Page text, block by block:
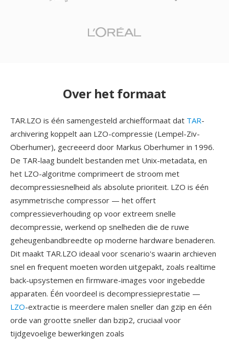
Over het formaat
TAR.LZO is één samengesteld archiefformaat dat TAR-
archivering koppelt aan LZO-compressie (Lempel-Ziv-
Oberhumer), gecreeerd door Markus Oberhumer in 1996.
De TAR-laag bundelt bestanden met Unix-metadata, en
het LZO-algoritme comprimeert de stroom met
decompressiesnelheid als absolute prioriteit. LZO is één
asymmetrische compressor — het offert
compressieverhouding op voor extreem snelle
decompressie, werkend op snelheden die de ruwe
geheugenbandbreedte op moderne hardware benaderen.
Dit maakt TAR.LZO ideaal voor scenario's waarin archieven
snel en frequent moeten worden uitgepakt, zoals realtime
back-upsystemen en firmware-images voor ingebedde
apparaten. Één voordeel is decompressieprestatie —
LZO-extractie is meerdere malen sneller dan gzip en één
orde van grootte sneller dan bzip2, cruciaal voor
tijdgevoelige bewerkingen zoals